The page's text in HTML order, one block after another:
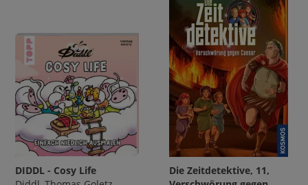
DIDDL - Cosy Life
Die Zeitdetektive, 11,